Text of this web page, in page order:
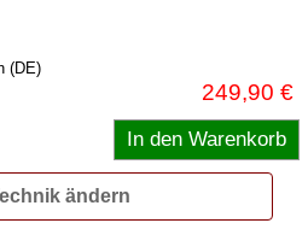
(DE)
249,90 €
ändern